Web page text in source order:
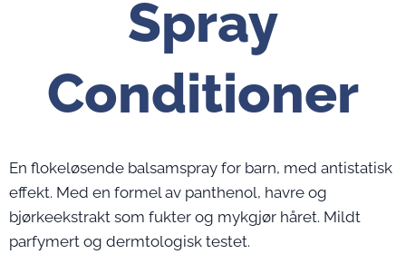
Spray
Conditioner
En flokeløsende balsamspray for barn, med antistatisk
effekt. Med en formel av panthenol, havre og
bjørkeekstrakt som fukter og mykgjør håret. Mildt
parfymert og dermtologisk testet.